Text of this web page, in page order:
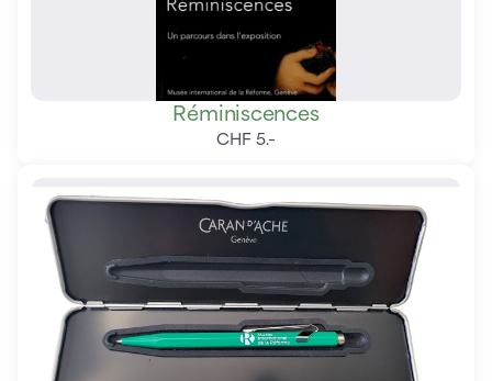
Réminiscences
CHF 5.–